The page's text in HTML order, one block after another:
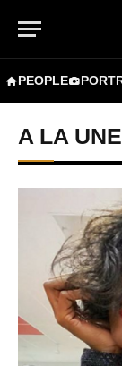
PEOPLE
A LA UNE